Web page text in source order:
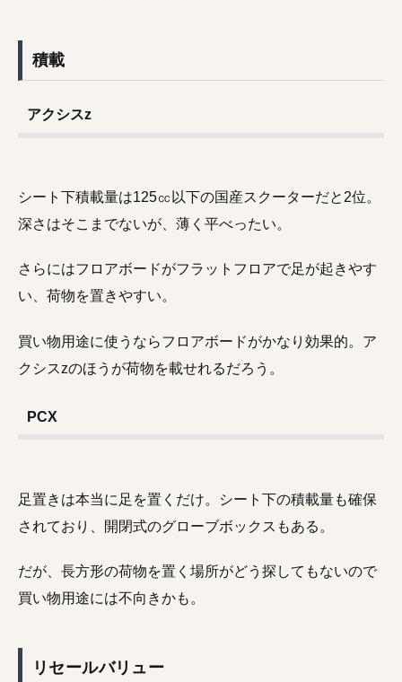
積載
アクシスz
シート下積載量は125㏄以下の国産スクーターだと2位。
深さはそこまでないが、薄く平べったい。
さらにはフロアボードがフラットフロアで足が起きやす
い、荷物を置きやすい。
買い物用途に使うならフロアボードがかなり効果的。ア
クシスzのほうが荷物を載せれるだろう。
PCX
足置きは本当に足を置くだけ。シート下の積載量も確保
されており、開閉式のグローブボックスもある。
だが、長方形の荷物を置く場所がどう探してもないので
買い物用途には不向きかも。
リセールバリュー